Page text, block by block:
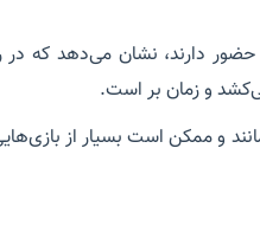
حضور دارند، نشان می‌دهد که
و زمان بر است.
و ممکن است بسیار از